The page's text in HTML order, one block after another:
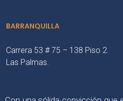
BARRANQUILLA
Carrera 53 # 75 – 138 Piso 2.
Las Palmas.